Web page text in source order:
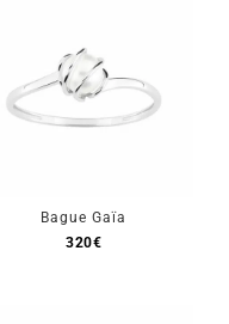
Bague Gaïa
320€